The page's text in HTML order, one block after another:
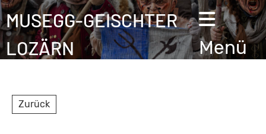
MUSEGG-GEISCHTER
LOZÄRN
Menü
Zurück